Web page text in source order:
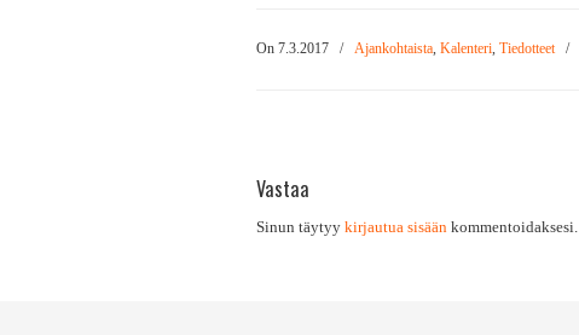
On 7.3.2017 / Ajankohtaista, Kalenteri, Tiedotteet /
Vastaa
Sinun täytyy kirjautua sisään kommentoidaksesi.